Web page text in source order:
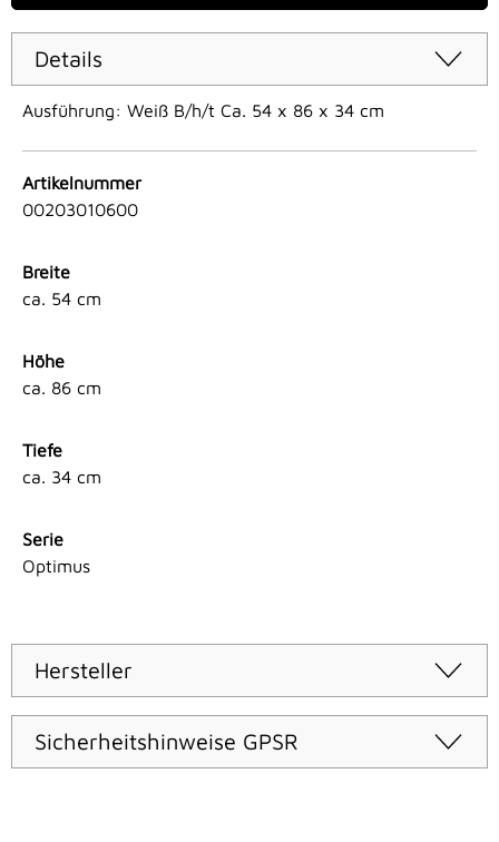
Details
Ausführung: Weiß B/h/t Ca. 54 x 86 x 34 cm
Artikelnummer
00203010600
Breite
ca. 54 cm
Höhe
ca. 86 cm
Tiefe
ca. 34 cm
Serie
Optimus
Hersteller
Sicherheitshinweise GPSR